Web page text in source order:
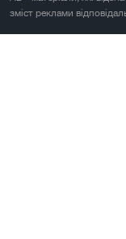
зміст реклами